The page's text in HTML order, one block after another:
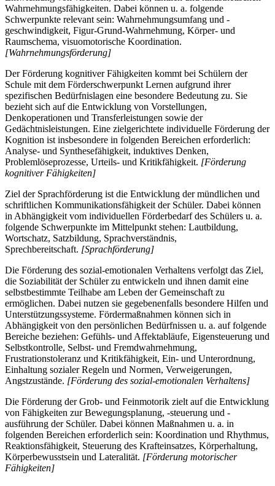
Wahrnehmungsfähigkeiten. Dabei können u. a. folgende
Schwerpunkte relevant sein: Wahrnehmungsumfang und -
geschwindigkeit, Figur-Grund-Wahrnehmung, Körper- und
Raumschema, visuomotorische Koordination.
[Wahrnehmungsförderung]
Der Förderung kognitiver Fähigkeiten kommt bei Schülern der
Schule mit dem Förderschwerpunkt Lernen aufgrund ihrer
spezifischen Bedürfnislagen eine besondere Bedeutung zu. Sie
bezieht sich auf die Entwicklung von Vorstellungen,
Denkoperationen und Transferleistungen sowie der
Gedächtnisleistungen. Eine zielgerichtete individuelle Förderung der
Kognition ist insbesondere in folgenden Bereichen erforderlich:
Analyse- und Synthesefähigkeit, induktives Denken,
Problemlöseprozesse, Urteils- und Kritikfähigkeit. [Förderung
kognitiver Fähigkeiten]
Ziel der Sprachförderung ist die Entwicklung der mündlichen und
schriftlichen Kommunikationsfähigkeit der Schüler. Dabei können
in Abhängigkeit vom individuellen Förderbedarf des Schülers u. a.
folgende Schwerpunkte im Mittelpunkt stehen: Lautbildung,
Wortschatz, Satzbildung, Sprachverständnis,
Sprechbereitschaft. [Sprachförderung]
Die Förderung des sozial-emotionalen Verhaltens verfolgt das Ziel,
die Soziabilität der Schüler zu entwickeln und ihnen damit eine
selbstbestimmte Teilhabe am Leben der Gemeinschaft zu
ermöglichen. Dabei nutzen sie gegebenenfalls besondere Hilfen und
Unterstützungssysteme. Fördermaßnahmen können sich in
Abhängigkeit von den persönlichen Bedürfnissen u. a. auf folgende
Bereiche beziehen: Gefühls- und Affektabläufe, Eigensteuerung und
Selbstkontrolle, Selbst- und Fremdwahrnehmung,
Frustrationstoleranz und Kritikfähigkeit, Ein- und Unterordnung,
Einhaltung sozialer Regeln und Normen, Verweigerungen,
Angstzustände. [Förderung des sozial-emotionalen Verhaltens]
Die Förderung der Grob- und Feinmotorik zielt auf die Entwicklung
von Fähigkeiten zur Bewegungsplanung, -steuerung und -
ausführung der Schüler. Dabei können Maßnahmen u. a. in
folgenden Bereichen erforderlich sein: Koordination und Rhythmus,
Reaktionsfähigkeit, Steuerung des Krafteinsatzes, Körperhaltung,
Körperbewusstsein und Lateralität. [Förderung motorischer
Fähigkeiten]